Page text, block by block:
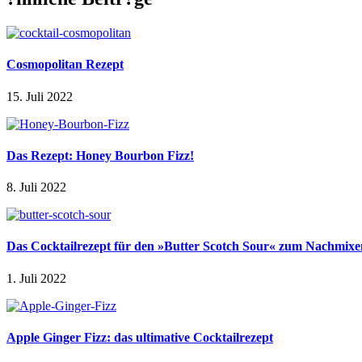
Cosmopolitan Rezept
15. Juli 2022
Das Rezept: Honey Bourbon Fizz!
8. Juli 2022
Das Cocktailrezept für den »Butter Scotch Sour« zum
1. Juli 2022
Apple Ginger Fizz: das ultimative Cocktailrezept